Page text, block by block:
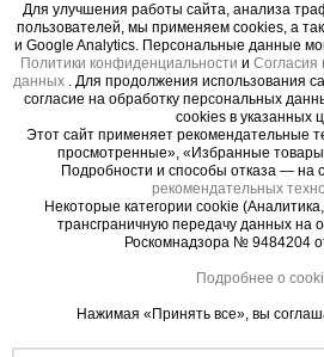
0 отзывов
Для улучшения работы сайта, анализа
пользователей, мы применяем cookies, а
и Google Analytics. Персональные данные
Политики конфиденциальности и Согласия
данных . Для продолжения использования
согласие на обработку персональных
cookies в указанных
Этот сайт применяет рекомендательные
просмотренные», «Избранные
Подробности и способы отказа — на
рекомендательных
Некоторые категории cookie
трансграничную передачу данных на
Роскомнадзора № 9484204
Подробнее о
Нажимая «Принять все», вы